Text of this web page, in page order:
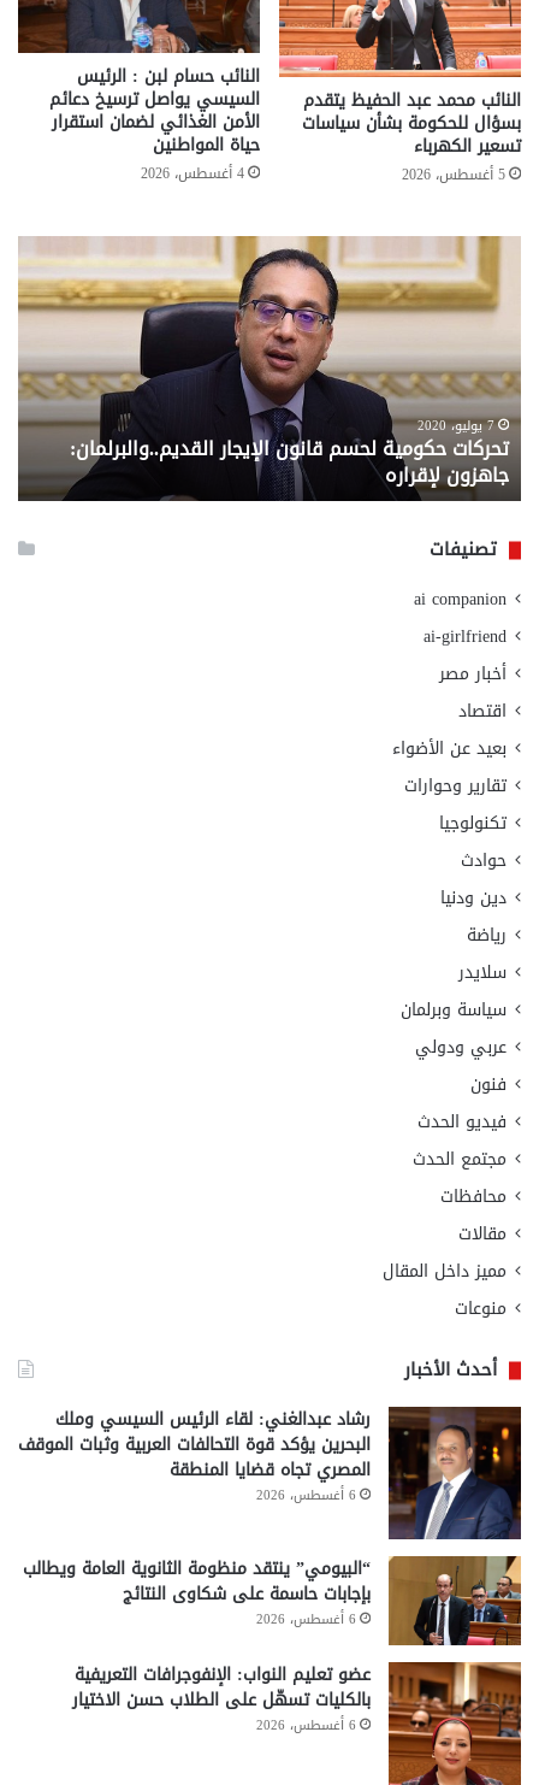
النائب محمد عبد الحفيظ يتقدم
بسؤال للحكومة بشأن سياسات
تسعير الكهرباء
5 أغسطس، 2026
النائب حسام لبن : الرئيس
السيسي يواصل ترسيخ دعائم
الأمن الغذائي لضمان استقرار
حياة المواطنين
4 أغسطس، 2026
تحركات
حكومية
لحسم
قانون
القديم..والبرلمان:
جاهزون
لإقراره
7 يوليو، 2020
تحركات حكومية لحسم قانون الإيجار القديم..والبرلمان:
جاهزون لإقراره
..
من
تصنيفات
ai companion
ai-girlfriend
أخبار مصر
اقتصاد
بعيد عن الأضواء
تقارير وحوارات
تكنولوجيا
حوادث
دين ودنيا
رياضة
سلايدر
سياسة وبرلمان
عربي ودولي
فنون
فيديو الحدث
مجتمع الحدث
محافظات
مقالات
مميز داخل المقال
منوعات
أحدث الأخبار
رشاد عبدالغني: لقاء الرئيس السيسي وملك
البحرين يؤكد قوة التحالفات العربية وثبات الموقف
المصري تجاه قضايا المنطقة
6 أغسطس، 2026
“البيومي” ينتقد منظومة الثانوية العامة ويطالب
بإجابات حاسمة على شكاوى النتائج
6 أغسطس، 2026
عضو تعليم النواب: الإنفوجرافات التعريفية
بالكليات تسهّل على الطلاب حسن الاختيار
6 أغسطس، 2026